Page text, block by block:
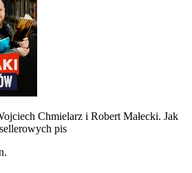
Chmielarz i Robert Małecki. Jak
pis